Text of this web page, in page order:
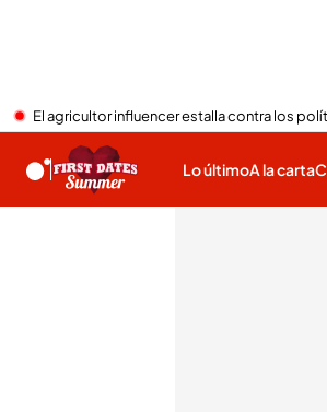
El agricultor influencer estalla contra los
Lo últimoA la carta